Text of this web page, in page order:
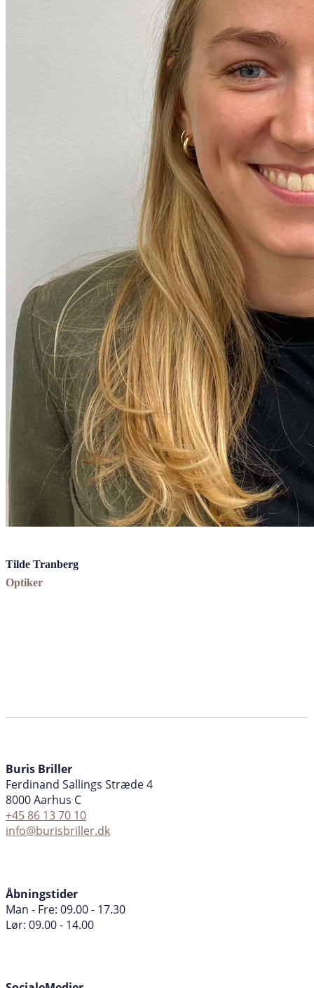
Tilde Tranberg
Optiker
Buris Briller
Ferdinand Sallings Stræde 4
8000 Aarhus C
+45 86 13 70 10
info@burisbriller.dk
Åbningstider
Man - Fre: 09.00 - 17.30
Lør: 09.00 - 14.00